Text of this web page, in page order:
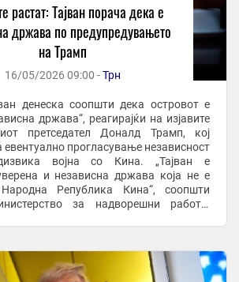
растат: Тајван порача дека е
држава по предупредувањето
на Трамп
16/05/2026 09:00 -Трн
денеска соопшти дека островот е
држава“, реагирајќи на изјавите
претседател Доналд Трамп, кој
евентуално прогласување независност
војна со Кина. „Тајван е
и независна држава која не е
Република Кина“, соопшти
за надворешни работи,